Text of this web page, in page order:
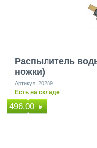
Распылитель
ножки)
Артикул: 20289
Есть на складе
496.00 ₴